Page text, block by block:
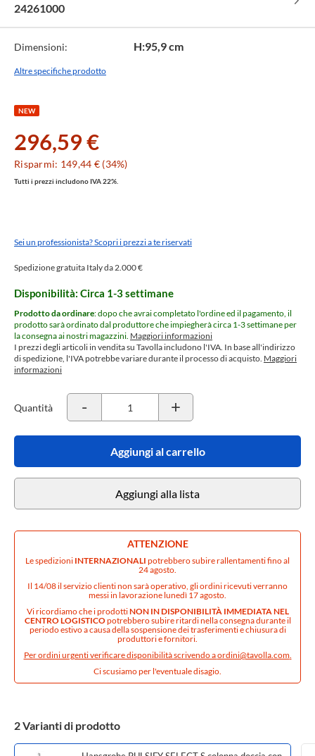
24261000
Dimensioni: H:95,9 cm
Altre specifiche prodotto
NEW
296,59 €
Risparmi: 149,44 € (34%)
Tutti i prezzi includono IVA 22%.
Sei un professionista? Scopri i prezzi a te riservati
Spedizione gratuita Italy da 2.000 €
Disponibilità: Circa 1-3 settimane
Prodotto da ordinare: dopo che avrai completato l'ordine ed il pagamento, il
prodotto sarà ordinato dal produttore che impiegherà circa 1-3 settimane per
la consegna ai nostri magazzini. Maggiori informazioni
I prezzi degli articoli in vendita su Tavolla includono l'IVA. In base all'indirizzo
di spedizione, l'IVA potrebbe variare durante il processo di acquisto. Maggiori
informazioni
Quantità - +
Aggiungi al carrello
Aggiungi alla lista
ATTENZIONE
Le spedizioni INTERNAZIONALI potrebbero subire rallentamenti fino al
24 agosto.
Il 14/08 il servizio clienti non sarà operativo, gli ordini ricevuti verranno
messi in lavorazione lunedì 17 agosto.
Vi ricordiamo che i prodottiNON IN DISPONIBILITÀ IMMEDIATA NEL
CENTRO LOGISTICOpotrebbero subire ritardi nella consegna durante il
periodo estivo a causa della sospensione dei trasferimenti e chiusura di
produttori e fornitori.
Per ordini urgenti verificare disponibilità scrivendo aordini@tavolla.com.
Ci scusiamo per l'eventuale disagio.
2 Varianti di prodotto